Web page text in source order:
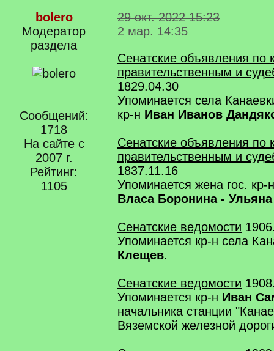
bolero
Модератор
раздела
Сообщений:
1718
На сайте с
2007 г.
Рейтинг:
1105
29 окт. 2022 15:23
2 мар. 14:35
Сенатские объявления по
правительственным и
1829.04.30
Упоминается села
кр-н Иван Иванов
Сенатские объявления по
правительственным и
1837.11.16
Упоминается жена гос. кр-
Власа Боронина -
Сенатские ведомости
Упоминается кр-н села
Клещев.
Сенатские ведомости
Упоминается кр-н Иван
начальника станции
Вяземской железной